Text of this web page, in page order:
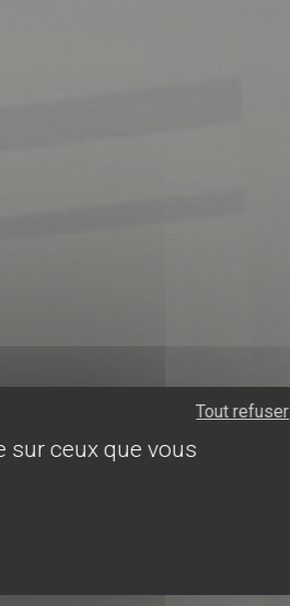
sur ceux que vous
Tout refuser